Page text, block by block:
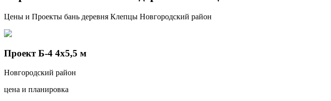
Цены и Проекты бань деревня Клепцы Новгородский район
Проект Б-4 4х5,5 м
Новгородский район
цена и планировка